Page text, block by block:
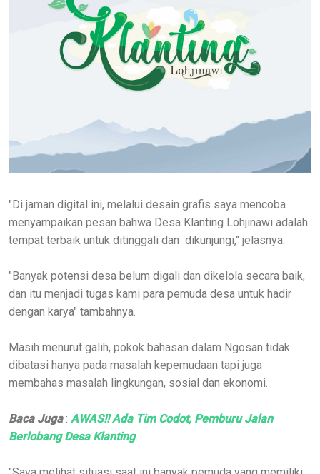
"Di jaman digital ini, melalui desain grafis saya mencoba
menyampaikan pesan bahwa Desa Klanting Lohjinawi adalah
tempat terbaik untuk ditinggali dan dikunjungi," jelasnya.
"Banyak potensi desa belum digali dan dikelola secara baik,
dan itu menjadi tugas kami para pemuda desa untuk hadir
dengan karya" tambahnya.
Masih menurut galih, pokok bahasan dalam Ngosan tidak
dibatasi hanya pada masalah kepemudaan tapi juga
membahas masalah lingkungan, sosial dan ekonomi.
Baca Juga: AWAS!! Ada Tim Codot, Pemburu Jalan
Berlobang Desa Klanting